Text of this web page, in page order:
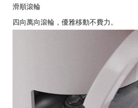
滑順滾輪
四向萬向滾輪，優雅移動不費力。